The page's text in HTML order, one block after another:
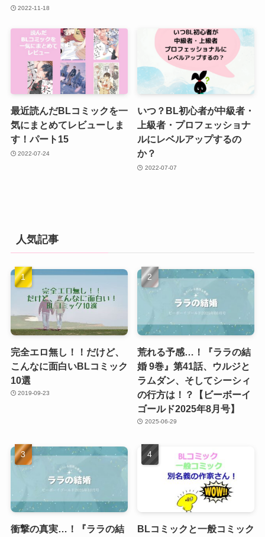
2022-11-18
最近読んだBLコミックを一
気にまとめてレビューしま
す！パート15
2022-07-24
いつ？BL初心者が中級者・
上級者・プロフェッショナ
ルにレベルアップするの
か？
2022-07-07
人気記事
完全エロ無し！！だけど、
こんなに面白いBLコミック
10選
2019-09-23
荒れる予感…！『ララの結
婚 9巻』第41話、ウルジと
ラムダン、そしてシーシィ
の行方は！？【ビーボーイ
ゴールド2025年8月号】
2025-06-29
衝撃の真実…！『ララの結
BLコミックと一般コミック